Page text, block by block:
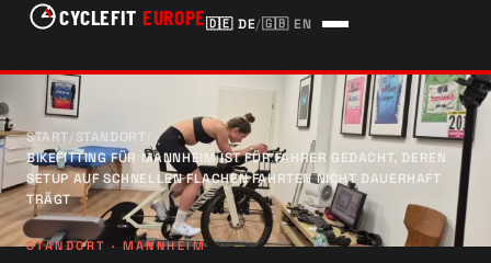
CYCLEFIT EUROPE🇩🇪 DE/🇬🇧 EN
START/STANDORT
BIKEFITTING FÜR MANNHEIM IST FÜR FAHRER GEDACHT, DEREN
SETUP AUF SCHNELLEN FLACHEN FAHRTEN NICHT DAUERHAFT
TRÄGT
STANDORT · MANNHEIM